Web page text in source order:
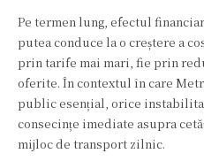
Pe termen lung, efectul
putea conduce la o creștere a
prin tarife mai mari, fie prin
oferite. În contextul în care
public esențial, orice
consecințe imediate asupra
mijloc de transport zilnic.